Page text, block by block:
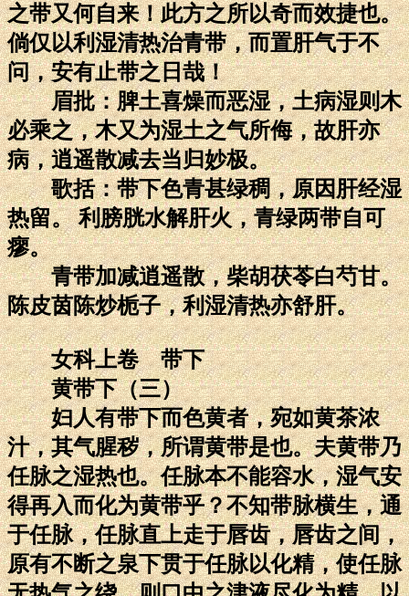
之带又何自来！此方之所以奇而效捷也。
倘仅以利湿清热治青带，而置肝气于不
问，安有止带之日哉！
眉批：脾土喜燥而恶湿，土病湿则木
必乘之，木又为湿土之气所侮，故肝亦
病，逍遥散减去当归妙极。
歌括：带下色青甚绿稠，原因肝经湿
热留。 利膀胱水解肝火，青绿两带自可
瘳。
青带加减逍遥散，柴胡茯苓白芍甘。
陈皮茵陈炒栀子，利湿清热亦舒肝。
女科上卷 带下
黄带下（三）
妇人有带下而色黄者，宛如黄茶浓
汁，其气腥秽，所谓黄带是也。夫黄带乃
任脉之湿热也。任脉本不能容水，湿气安
得再入而化为黄带乎？不知带脉横生，通
于任脉，任脉直上走于唇齿，唇齿之间，
原有不断之泉下贯于任脉以化精，使任脉